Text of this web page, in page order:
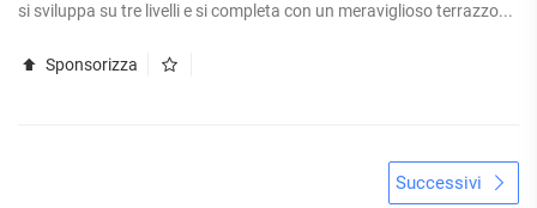
si sviluppa su tre livelli e si completa con un meraviglioso terrazzo...
Sponsorizza
Successivi